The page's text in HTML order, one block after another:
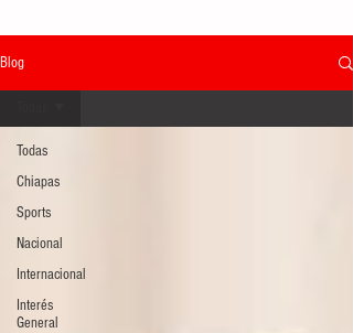
Blog
Todas
Chiapas
Sports
Nacional
Internacional
Interés
General